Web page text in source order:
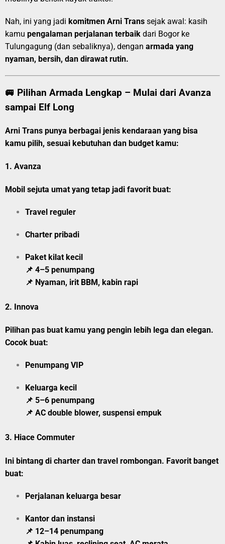
Nah, ini yang jadi komitmen Arni Trans sejak awal: kasih
kamu pengalaman perjalanan terbaik dari Bogor ke
Tulungagung (dan sebaliknya), dengan armada yang
nyaman, bersih, dan dirawat rutin.
🚐 Pilihan Armada Lengkap – Mulai dari Avanza
sampai Elf Long
Arni Trans punya berbagai jenis kendaraan yang bisa
kamu pilih, sesuai kebutuhan dan budget kamu:
1. Avanza
Mobil sejuta umat yang tetap jadi favorit buat:
Travel reguler
Charter pribadi
Paket kilat kecil
📌 4–5 penumpang
📌 Nyaman, irit BBM, kabin rapi
2. Innova
Pilihan pas buat kamu yang pengin lebih lega dan elegan.
Cocok buat:
Penumpang VIP
Keluarga kecil
📌 5–6 penumpang
📌 AC double blower, suspensi empuk
3. Hiace Commuter
Ini bintang di charter dan travel rombongan. Favorit banget
buat:
Perjalanan keluarga besar
Kantor dan instansi
📌 12–14 penumpang